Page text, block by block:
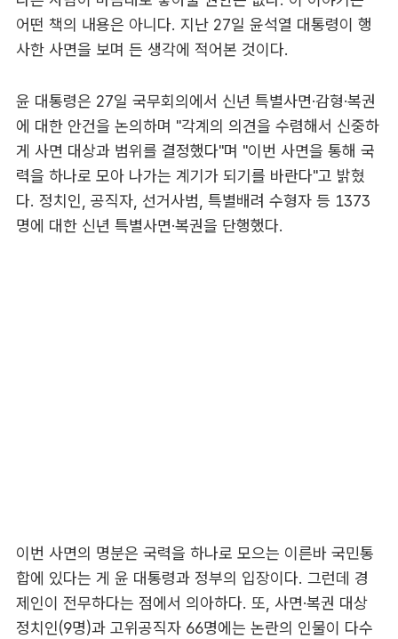
어떤 책의 내용은 아니다. 지난 27일 윤석열 대통령이 행
사한 사면을 보며 든 생각에 적어본 것이다.
윤 대통령은 27일 국무회의에서 신년 특별사면·감형·복권
에 대한 안건을 논의하며 "각계의 의견을 수렴해서 신중하
게 사면 대상과 범위를 결정했다"며 "이번 사면을 통해 국
력을 하나로 모아 나가는 계기가 되기를 바란다"고 밝혔
다. 정치인, 공직자, 선거사범, 특별배려 수형자 등 1373
명에 대한 신년 특별사면·복권을 단행했다.
이번 사면의 명분은 국력을 하나로 모으는 이른바 국민통
합에 있다는 게 윤 대통령과 정부의 입장이다. 그런데 경
제인이 전무하다는 점에서 의아하다. 또, 사면·복권 대상
정치인(9명)과 고위공직자 66명에는 논란의 인물이 다수